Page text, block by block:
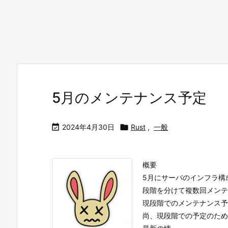
5月のメンテナンス予定
 2024年4月30日  Rust , 一般
概要
5月にサーバのインフラ構
段階を分けて複数回メン
現段階でのメンテナンス
尚、現段階での予定のた